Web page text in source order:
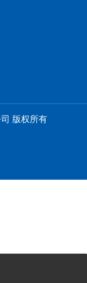
司 版权所有